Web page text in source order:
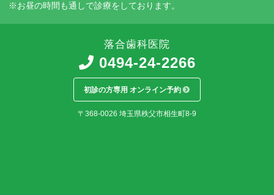
※お昼の時間も通しで診療をしております。
落合歯科医院
0494-24-2266
初診の方専用 オンライン予約
〒368-0026 埼玉県秩父市相生町8-9